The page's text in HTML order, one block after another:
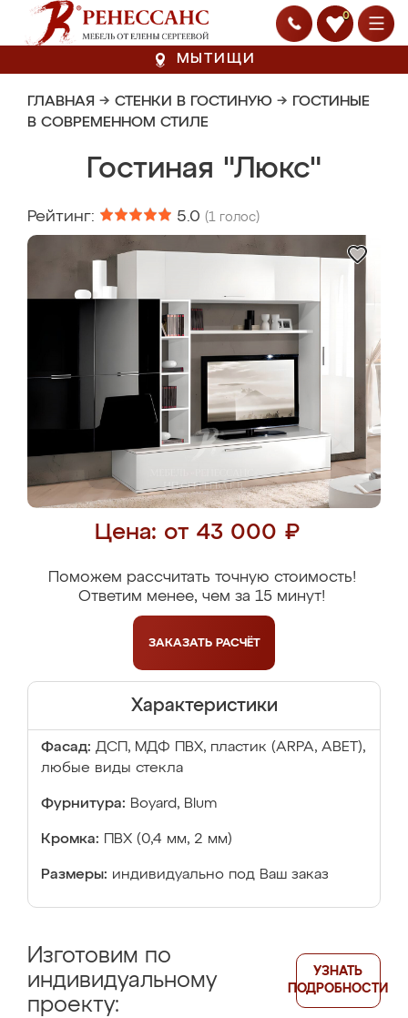
0
МЫТИЩИ
ГЛАВНАЯ → СТЕНКИ В ГОСТИНУЮ → ГОСТИНЫЕ
В СОВРЕМЕННОМ СТИЛЕ
Гостиная "Люкс"
Рейтинг: 5.0 (1 голос)
Цена: от 43 000 ₽
Поможем рассчитать точную стоимость!
Ответим менее, чем за 15 минут!
ЗАКАЗАТЬ РАСЧЁТ
Характеристики
Фасад: ДСП, МДФ ПВХ, пластик (ARPA, ABET),
любые виды стекла
Фурнитура: Boyard, Blum
Кромка: ПВХ (0,4 мм, 2 мм)
Размеры: индивидуально под Ваш заказ
Изготовим по
индивидуальному
проекту:
УЗНАТЬ
ПОДРОБНОСТИ